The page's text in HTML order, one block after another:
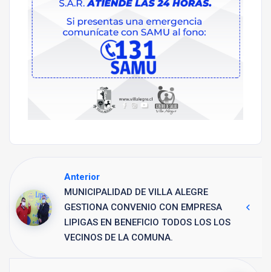
Anterior
MUNICIPALIDAD DE VILLA ALEGRE
GESTIONA CONVENIO CON EMPRESA
LIPIGAS EN BENEFICIO TODOS LOS LOS
VECINOS DE LA COMUNA.